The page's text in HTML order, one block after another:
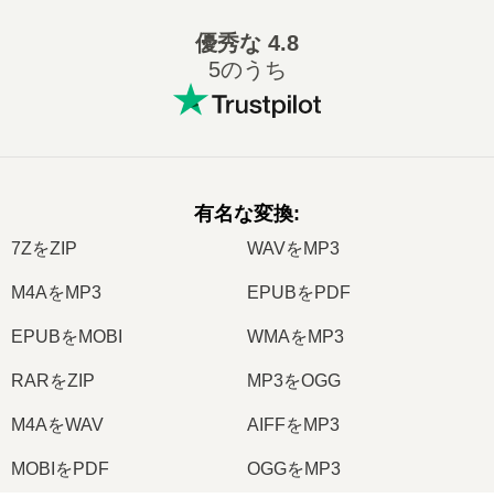
優秀な 4.8
5のうち
有名な変換:
7ZをZIP WAVをMP3
M4AをMP3 EPUBをPDF
EPUBをMOBI WMAをMP3
RARをZIP MP3をOGG
M4AをWAV AIFFをMP3
MOBIをPDF OGGをMP3